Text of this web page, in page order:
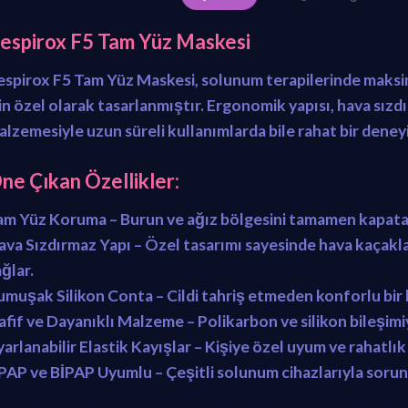
F5 Tam Yüz Maskesi
F5 Tam Yüz Maskesi, solunum terapilerinde
özel olarak tasarlanmıştır.Ergonomik yapısı, hava
uzun süreli kullanımlarda bile rahat bir
Çıkan Özellikler:
Yüz Koruma– Burun ve ağız bölgesini tamamen
Sızdırmaz Yapı – Özel tasarımı sayesinde hava
Silikon Conta– Cildi tahriş etmeden konforlu bir
ve Dayanıklı Malzeme– Polikarbon ve silikon
Elastik Kayışlar– Kişiye özel uyum ve
ve BİPAP Uyumlu – Çeşitli solunum cihazlarıyla